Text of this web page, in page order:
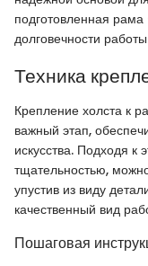
подготовленная
долговечности
Техника
Крепление холста к
важный этап,
искусства. Подходя к
тщательностью,
упустив из виду
качественный вид
Пошаговая